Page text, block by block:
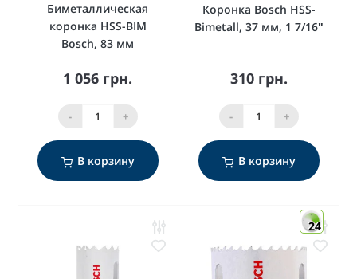
Биметаллическая
коронка HSS-BIM
Bosch, 83 мм
1 056 грн.
- +
В корзину
Коронка Bosch HSS-
Bimetall, 37 мм, 1 7/16ʺ
310 грн.
- +
В корзину
24